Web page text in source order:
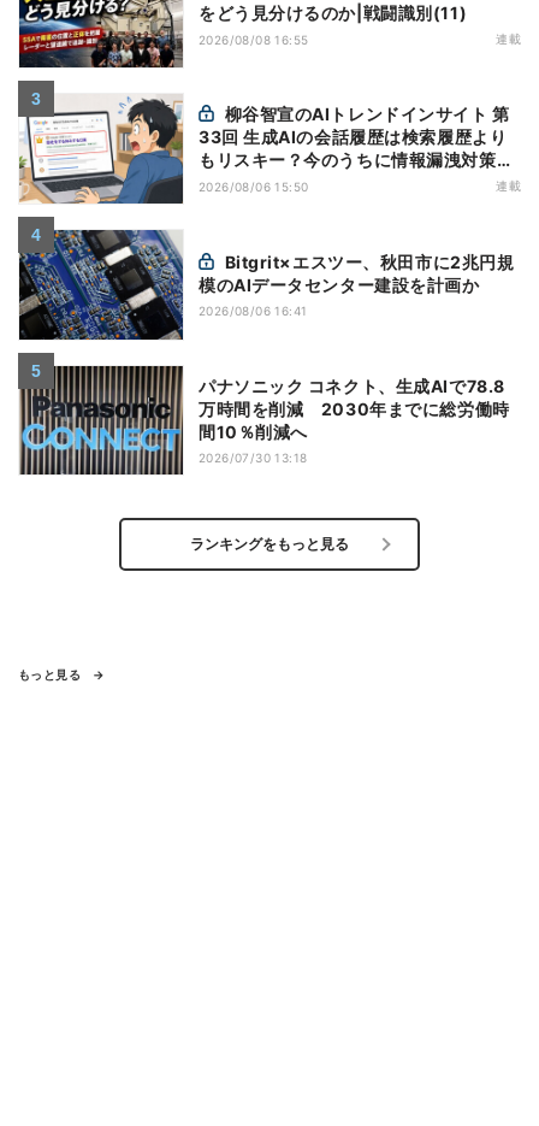
をどう見分けるのか|戦闘識別(11)
2026/08/08 16:55 連載
33回 生成AIの会話履歴は検索履歴より
もリスキー？今のうちに情報漏洩対策を
万全にしておこう
2026/08/06 15:50 連載
模のAIデータセンター建設を計画か
2026/08/06 16:41
パナソニック コネクト、生成AIで78.8
万時間を削減 2030年までに総労働時
間10％削減へ
2026/07/30 13:18
ランキングをもっと見る
もっと見る